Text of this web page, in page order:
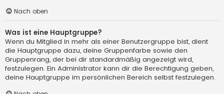
Nach oben
Was ist eine Hauptgruppe?
Wenn du Mitglied in mehr als einer Benutzergruppe bist, dient
die Hauptgruppe dazu, deine Gruppenfarbe sowie den
Gruppenrang, der bei dir standardmäßig angezeigt wird,
festzulegen. Ein Administrator kann dir die Berechtigung geben,
deine Hauptgruppe im persönlichen Bereich selbst festzulegen.